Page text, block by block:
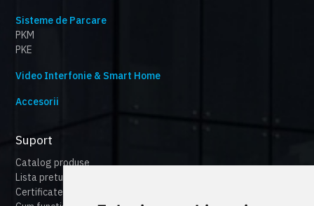
Sisteme de Parcare
PKM
PKE
Video Interfonie & Smart Home
Accesorii
Suport
Catalog produse
Lista preturi
Certificate